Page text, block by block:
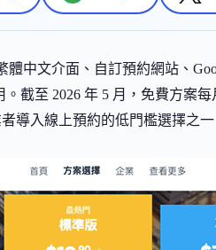
中文介面、自訂預約網站、
截至 2026 年 5 月，免費方案每
導入線上預約的低門檻選擇之一